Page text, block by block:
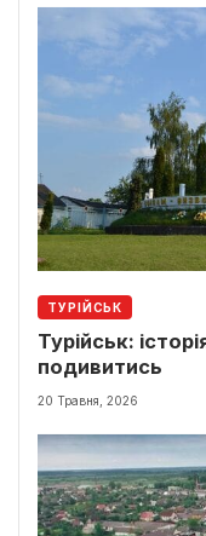
ТУРІЙСЬК
Турійськ:
подивитись
20 Травня, 2026